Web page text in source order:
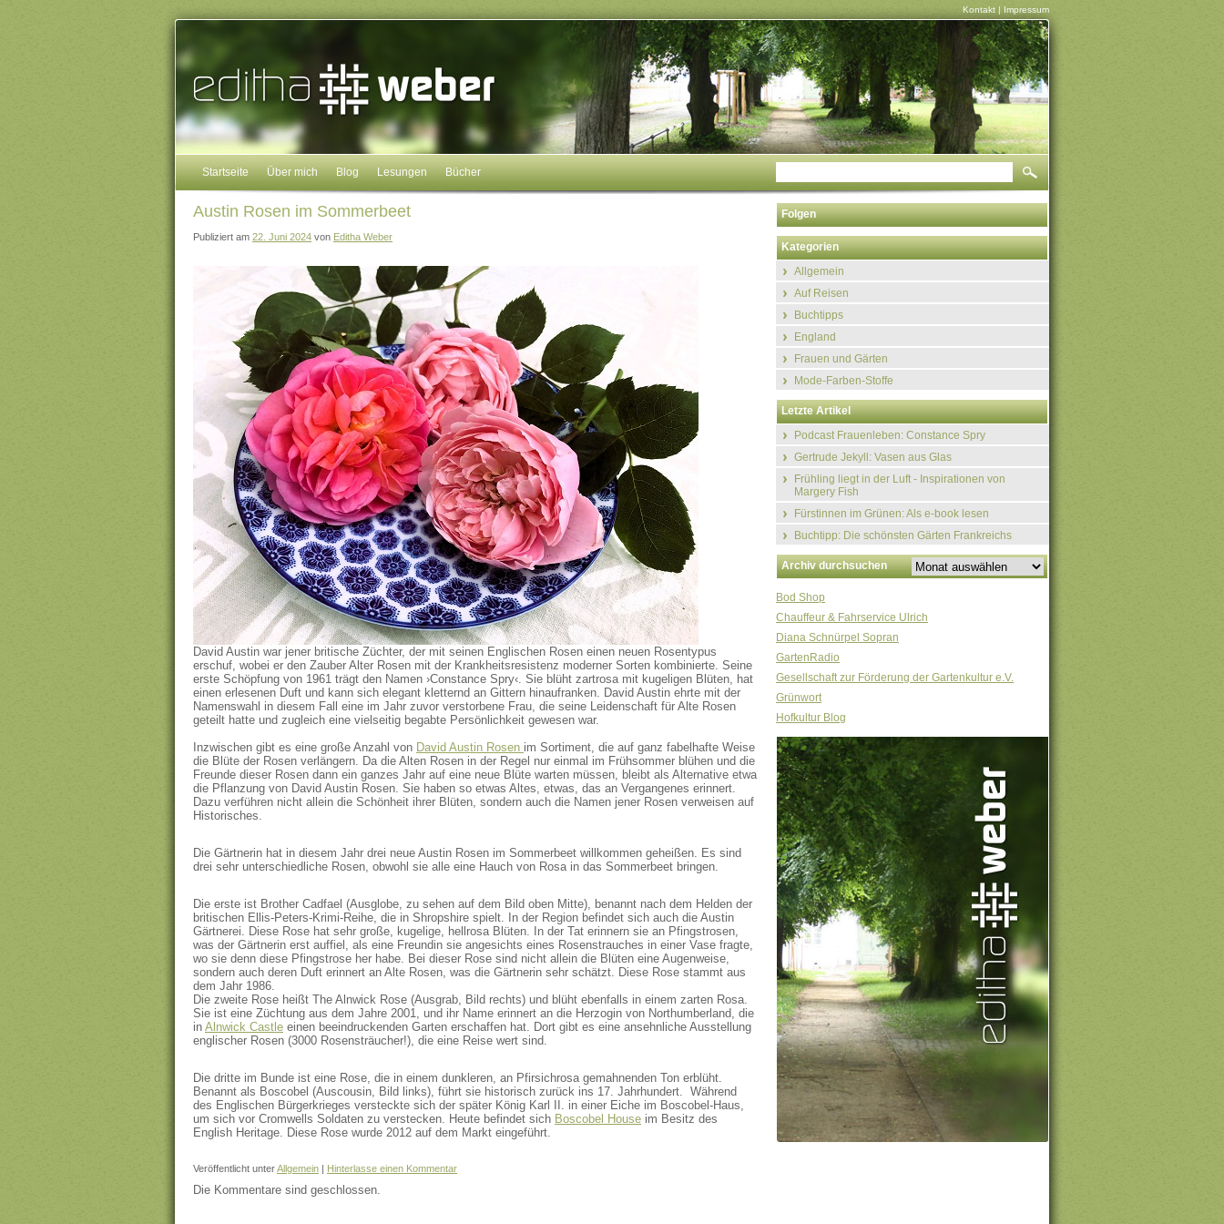
Kontakt | Impressum
Startseite Über mich Blog Lesungen Bücher
Austin Rosen im Sommerbeet
Publiziert am 22. Juni 2024 von Editha Weber
David Austin war jener britische Züchter, der mit seinen Englischen Rosen einen neuen Rosentypus
erschuf, wobei er den Zauber Alter Rosen mit der Krankheitsresistenz moderner Sorten kombinierte. Seine
erste Schöpfung von 1961 trägt den Namen ›Constance Spry‹. Sie blüht zartrosa mit kugeligen Blüten, hat
einen erlesenen Duft und kann sich elegant kletternd an Gittern hinaufranken. David Austin ehrte mit der
Namenswahl in diesem Fall eine im Jahr zuvor verstorbene Frau, die seine Leidenschaft für Alte Rosen
geteilt hatte und zugleich eine vielseitig begabte Persönlichkeit gewesen war.
Inzwischen gibt es eine große Anzahl von David Austin Rosen im Sortiment, die auf ganz fabelhafte Weise
die Blüte der Rosen verlängern. Da die Alten Rosen in der Regel nur einmal im Frühsommer blühen und die
Freunde dieser Rosen dann ein ganzes Jahr auf eine neue Blüte warten müssen, bleibt als Alternative etwa
die Pflanzung von David Austin Rosen. Sie haben so etwas Altes, etwas, das an Vergangenes erinnert.
Dazu verführen nicht allein die Schönheit ihrer Blüten, sondern auch die Namen jener Rosen verweisen auf
Historisches.
Die Gärtnerin hat in diesem Jahr drei neue Austin Rosen im Sommerbeet willkommen geheißen. Es sind
drei sehr unterschiedliche Rosen, obwohl sie alle eine Hauch von Rosa in das Sommerbeet bringen.
Die erste ist Brother Cadfael (Ausglobe, zu sehen auf dem Bild oben Mitte), benannt nach dem Helden der
britischen Ellis-Peters-Krimi-Reihe, die in Shropshire spielt. In der Region befindet sich auch die Austin
Gärtnerei. Diese Rose hat sehr große, kugelige, hellrosa Blüten. In der Tat erinnern sie an Pfingstrosen,
was der Gärtnerin erst auffiel, als eine Freundin sie angesichts eines Rosenstrauches in einer Vase fragte,
wo sie denn diese Pfingstrose her habe. Bei dieser Rose sind nicht allein die Blüten eine Augenweise,
sondern auch deren Duft erinnert an Alte Rosen, was die Gärtnerin sehr schätzt. Diese Rose stammt aus
dem Jahr 1986.
Die zweite Rose heißt The Alnwick Rose (Ausgrab, Bild rechts) und blüht ebenfalls in einem zarten Rosa.
Sie ist eine Züchtung aus dem Jahre 2001, und ihr Name erinnert an die Herzogin von Northumberland, die
in Alnwick Castle einen beeindruckenden Garten erschaffen hat. Dort gibt es eine ansehnliche Ausstellung
englischer Rosen (3000 Rosensträucher!), die eine Reise wert sind.
Die dritte im Bunde ist eine Rose, die in einem dunkleren, an Pfirsichrosa gemahnenden Ton erblüht.
Benannt als Boscobel (Auscousin, Bild links), führt sie historisch zurück ins 17. Jahrhundert. Während
des Englischen Bürgerkrieges versteckte sich der später König Karl II. in einer Eiche im Boscobel-Haus,
um sich vor Cromwells Soldaten zu verstecken. Heute befindet sich Boscobel House im Besitz des
English Heritage. Diese Rose wurde 2012 auf dem Markt eingeführt.
Veröffentlicht unterAllgemein | Hinterlasse einen Kommentar
Die Kommentare sind geschlossen.
Folgen
Kategorien
Allgemein
Auf Reisen
Buchtipps
England
Frauen und Gärten
Mode-Farben-Stoffe
Letzte Artikel
Podcast Frauenleben: Constance Spry
Gertrude Jekyll: Vasen aus Glas
Frühling liegt in der Luft - Inspirationen von
Margery Fish
Fürstinnen im Grünen: Als e-book lesen
Buchtipp: Die schönsten Gärten Frankreichs
Archiv durchsuchen
Bod Shop
Chauffeur & Fahrservice Ulrich
Diana Schnürpel Sopran
GartenRadio
Gesellschaft zur Förderung der Gartenkultur e.V.
Grünwort
Hofkultur Blog